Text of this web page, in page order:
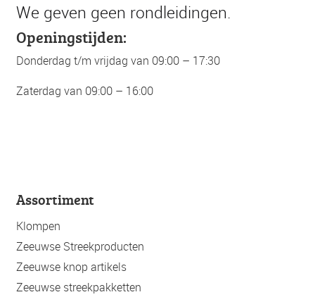
We geven geen rondleidingen.
Openingstijden:
Donderdag t/m vrijdag van 09:00 – 17:30
Zaterdag van 09:00 – 16:00
Assortiment
Klompen
Zeeuwse Streekproducten
Zeeuwse knop artikels
Zeeuwse streekpakketten